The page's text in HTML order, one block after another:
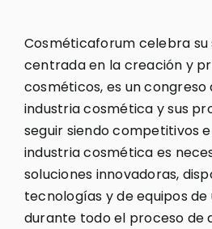
Cosméticaforum celebra
centrada en la creación y
cosméticos, es un congreso
industria cosmética y sus
seguir siendo competitivos
industria cosmética es
soluciones innovadoras,
tecnologías y de equipos
durante todo el proceso de